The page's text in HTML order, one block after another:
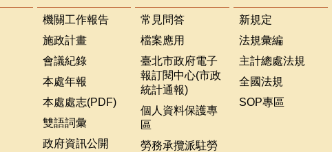
機關工作報告
施政計畫
會議紀錄
本處年報
本處處志(PDF)
雙語詞彙
政府資訊公開
常見問答
檔案應用
臺北市政府電子
報訂閱中心(市政
統計通報)
個人資料保護專
區
勞務承攬派駐勞
新規定
法規彙編
主計總處法規
全國法規
SOP專區